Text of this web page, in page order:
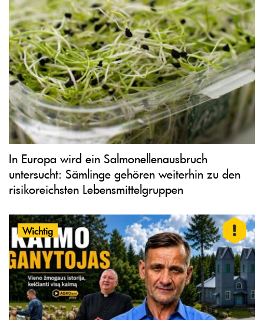
In Europa wird ein Salmonellenausbruch
untersucht: Sämlinge gehören weiterhin zu den
risikoreichsten Lebensmittelgruppen
Wichtig